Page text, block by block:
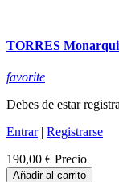
TORRES
favorite
Debes de estar
Entrar| Registrarse
190,00 € Precio
Añadir al carrito